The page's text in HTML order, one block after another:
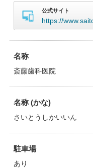
公式サイト
https://
名称
斎藤歯科医院
名称 (かな)
さいとうしかいいん
駐車場
あり